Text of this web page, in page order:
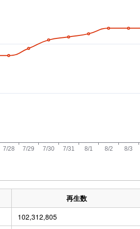
再生数
102,312,805